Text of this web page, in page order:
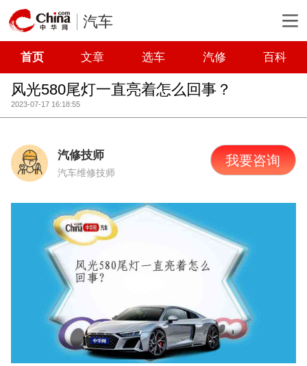
汽车
首页 文章 选车 汽修 百科
风光580尾灯一直亮着怎么回事？
2023-07-17 16:18:55
汽修技师
汽车维修技师
我要咨询